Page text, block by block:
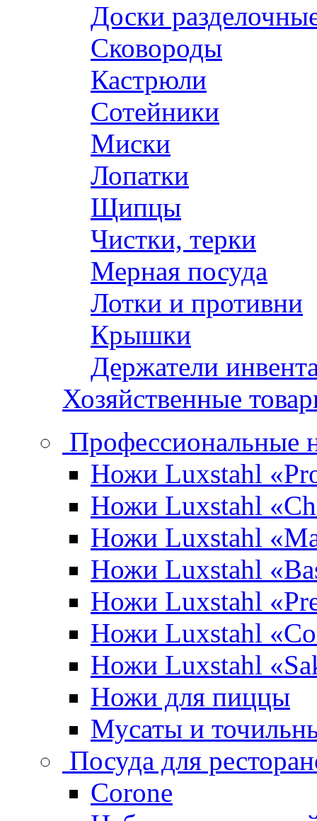
Доски
Сковороды
Кастрюли
Сотейники
Миски
Лопатки
Щипцы
Чистки, терки
Мерная посуда
Лотки и противни
Крышки
Держатели
Хозяйственные
Профессиональные
Ножи Luxstahl
Ножи Luxstahl
Ножи Luxstahl
Ножи Luxstahl
Ножи Luxstahl
Ножи Luxstahl
Ножи Luxstahl
Ножи для пиццы
Мусаты и
Посуда для
Corone